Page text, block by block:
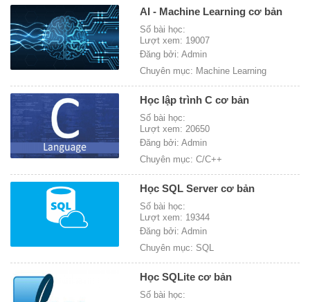
AI - Machine Learning cơ bản
Số bài học:
Lượt xem: 19007
Đăng bởi: Admin
Chuyên mục: Machine Learning
Học lập trình C cơ bản
Số bài học:
Lượt xem: 20650
Đăng bởi: Admin
Chuyên mục: C/C++
Học SQL Server cơ bản
Số bài học:
Lượt xem: 19344
Đăng bởi: Admin
Chuyên mục: SQL
Học SQLite cơ bản
Số bài học: